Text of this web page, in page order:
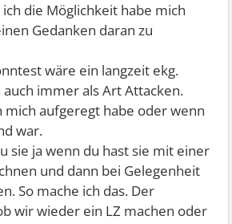
die Möglichkeit habe mich
Gedanken daran zu
wäre ein langzeit ekg.
immer als Art Attacken.
mich aufgeregt habe oder wenn
war.
sie ja wenn du hast sie mit einer
und dann bei Gelegenheit
So mache ich das. Der
wir wieder ein LZ machen oder